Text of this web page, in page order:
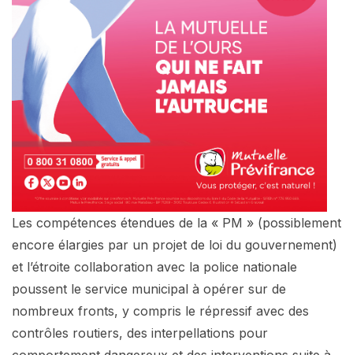
Les compétences étendues de la « PM » (possiblement
encore élargies par un projet de loi du gouvernement)
et l’étroite collaboration avec la police nationale
poussent le service municipal à opérer sur de
nombreux fronts, y compris le répressif avec des
contrôles routiers, des interpellations pour